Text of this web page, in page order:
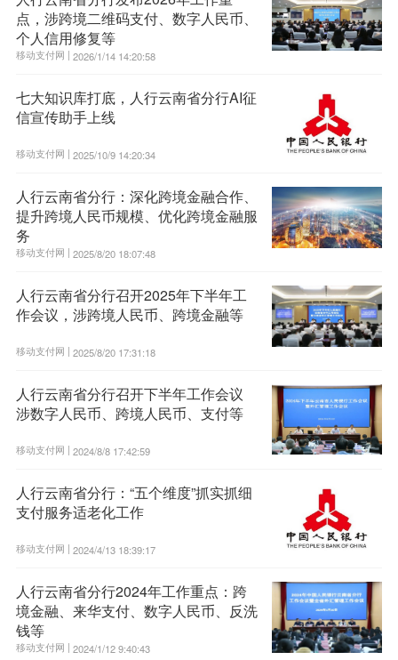
点，涉跨境二维码支付、数字人民币、
个人信用修复等
移动支付网 | 2026/1/14 14:20:58
七大知识库打底，人行云南省分行AI征
信宣传助手上线
移动支付网 | 2025/10/9 14:20:34
人行云南省分行：深化跨境金融合作、
提升跨境人民币规模、优化跨境金融服
务
移动支付网 | 2025/8/20 18:07:48
人行云南省分行召开2025年下半年工
作会议，涉跨境人民币、跨境金融等
移动支付网 | 2025/8/20 17:31:18
人行云南省分行召开下半年工作会议
涉数字人民币、跨境人民币、支付等
移动支付网 | 2024/8/8 17:42:59
人行云南省分行：“五个维度”抓实抓细
支付服务适老化工作
移动支付网 | 2024/4/13 18:39:17
人行云南省分行2024年工作重点：跨
境金融、来华支付、数字人民币、反洗
钱等
移动支付网 | 2024/1/12 9:40:43